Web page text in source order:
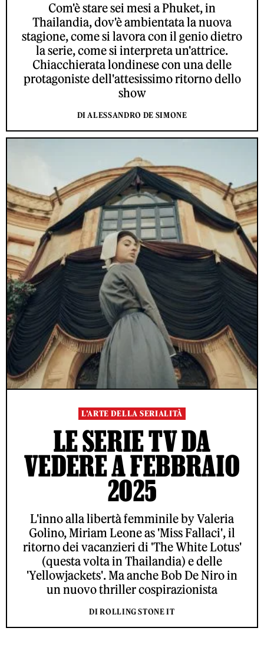
Com'è stare sei mesi a Phuket, in
Thailandia, dov'è ambientata la nuova
stagione, come si lavora con il genio dietro
la serie, come si interpreta un'attrice.
Chiacchierata londinese con una delle
protagoniste dell'attesissimo ritorno dello
show
DI ALESSANDRO DE SIMONE
L’ARTE DELLA SERIALITÀ
LE SERIE TV DA
VEDERE A FEBBRAIO
2025
L'inno alla libertà femminile by Valeria
Golino, Miriam Leone as 'Miss Fallaci', il
ritorno dei vacanzieri di 'The White Lotus'
(questa volta in Thailandia) e delle
'Yellowjackets'. Ma anche Bob De Niro in
un nuovo thriller cospirazionista
DI ROLLING STONE IT